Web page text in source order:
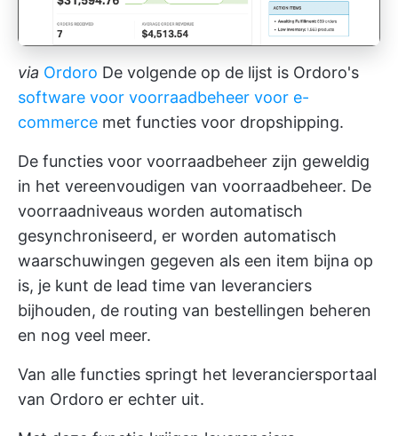
via Ordoro De volgende op de lijst is Ordoro's
software voor voorraadbeheer voor e-
commerce met functies voor dropshipping.
De functies voor voorraadbeheer zijn geweldig
in het vereenvoudigen van voorraadbeheer. De
voorraadniveaus worden automatisch
gesynchroniseerd, er worden automatisch
waarschuwingen gegeven als een item bijna op
is, je kunt de lead time van leveranciers
bijhouden, de routing van bestellingen beheren
en nog veel meer.
Van alle functies springt het leveranciersportaal
van Ordoro er echter uit.